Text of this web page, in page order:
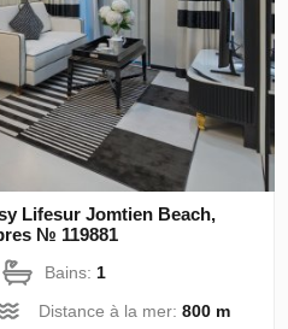
Lifesur Jomtien Beach,
№ 119881
Bains: 1
Distance à la mer:800 m